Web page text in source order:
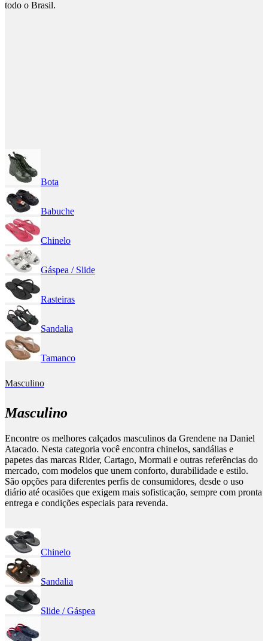
todo o Brasil.
Bota
Babuche
Chinelo
Gáspea / Slide
Rasteiras
Sandalia
Tamanco
Masculino
Masculino
Encontre os melhores calçados masculinos da Grendene na Daniel
Atacado. Nesta categoria você encontra chinelos, sandálias e
papetes das marcas Rider, Cartago, Mormaii e outras referências do
mercado, com modelos que unem conforto, durabilidade e estilo.
São opções para diferentes perfis de consumidores, desde o uso
diário até ocasiões que exigem mais sofisticação, sempre com pronta
entrega e condições especiais para revenda.
Chinelo
Sandalia
Slide / Gáspea